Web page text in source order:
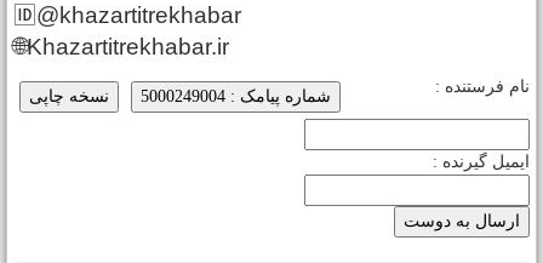
🆔@khazartitrekhabar
🌐Khazartitrekhabar.ir
نسخه چاپی شماره پیامک : 5000249004
فرستنده :
گیرنده :